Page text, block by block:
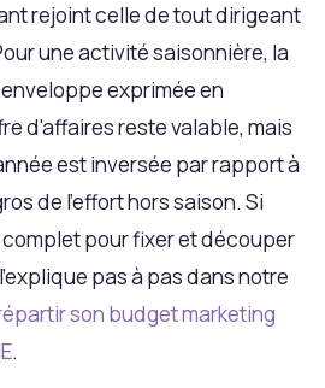
rejoint celle de tout dirigeant
une activité saisonnière, la
exprimée en
d'affaires reste valable, mais
est inversée par rapport à
de l'effort hors saison. Si
pour fixer et découper
pas à pas dans notre
son budget marketing
.